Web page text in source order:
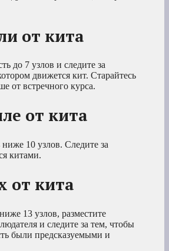
от кита
до 7 узлов и следите за
движется кит. Старайтесь
от встречного курса.
от кита
10 узлов. Следите за
китами.
от кита
13 узлов, разместите
и следите за тем, чтобы
были предсказуемыми и